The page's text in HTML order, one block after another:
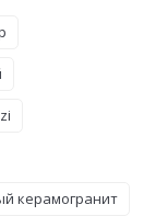
керамогранит